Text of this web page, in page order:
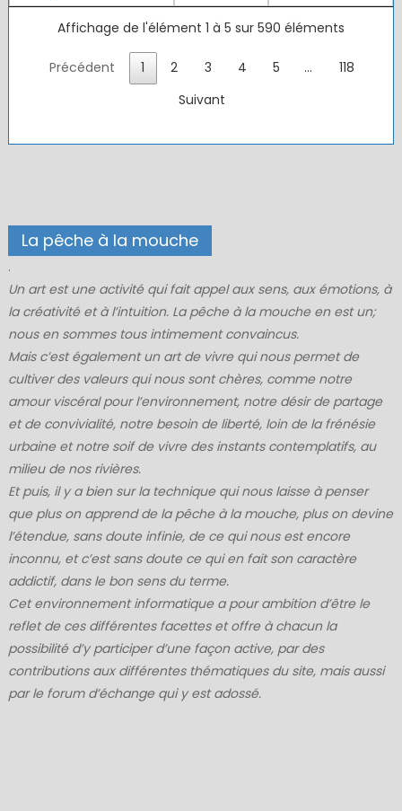
Affichage de l'élément 1 à 5 sur 590 éléments
Précédent 1 2 3 4 5 …
118
Suivant
La pêche à la mouche
.
Un art est une activité qui fait appel aux sens, aux émotions, à
la créativité et à l’intuition. La pêche à la mouche en est un;
nous en sommes tous intimement convaincus.
Mais c’est également un art de vivre qui nous permet de
cultiver des valeurs qui nous sont chères, comme notre
amour viscéral pour l’environnement, notre désir de partage
et de convivialité, notre besoin de liberté, loin de la frénésie
urbaine et notre soif de vivre des instants contemplatifs, au
milieu de nos rivières.
Et puis, il y a bien sur la technique qui nous laisse à penser
que plus on apprend de la pêche à la mouche, plus on devine
l’étendue, sans doute infinie, de ce qui nous est encore
inconnu, et c’est sans doute ce qui en fait son caractère
addictif, dans le bon sens du terme.
Cet environnement informatique a pour ambition d’être le
reflet de ces différentes facettes et offre à chacun la
possibilité d’y participer d’une façon active, par des
contributions aux différentes thématiques du site, mais aussi
par le forum d’échange qui y est adossé.